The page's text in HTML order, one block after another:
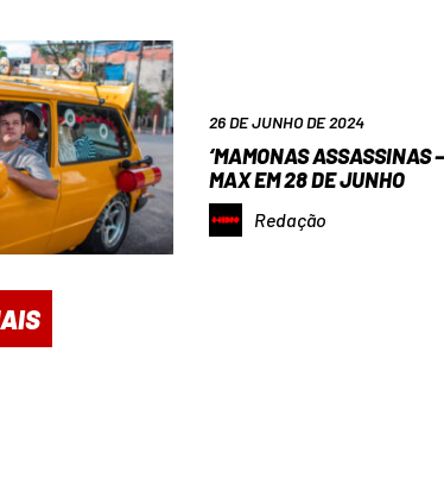
26 DE JUNHO DE 2024
‘MAMONAS ASSASSINAS
MAX EM 28 DE JUNHO
Redação